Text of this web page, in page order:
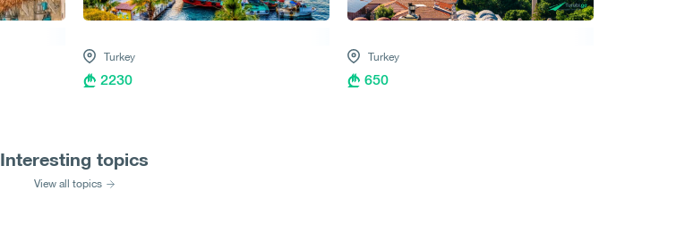
Turkey
2230
Turkey
650
Interesting topics
View all topics